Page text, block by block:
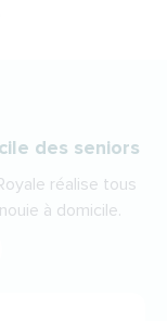
des seniors
réalise tous
à domicile.